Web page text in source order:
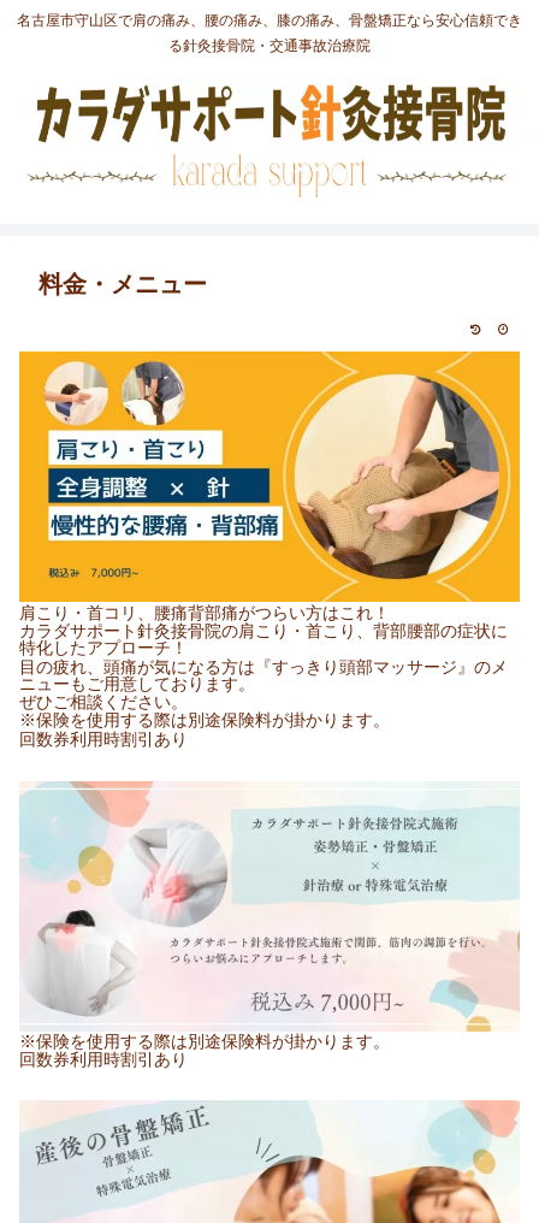
名古屋市守山区で肩の痛み、腰の痛み、膝の痛み、骨盤矯正なら安心信頼でき
る針灸接骨院・交通事故治療院
料金・メニュー
肩こり・首コリ、腰痛背部痛がつらい方はこれ！
カラダサポート針灸接骨院の肩こり・首こり、背部腰部の症状に
特化したアプローチ！
目の疲れ、頭痛が気になる方は『すっきり頭部マッサージ』のメ
ニューもご用意しております。
ぜひご相談ください。
※保険を使用する際は別途保険料が掛かります。
回数券利用時割引あり
※保険を使用する際は別途保険料が掛かります。
回数券利用時割引あり